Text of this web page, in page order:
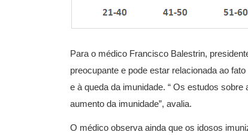
Para o médico Francisco Balestrin,
preocupante e pode estar relacionada ao
e à queda da imunidade. “ Os estudos
aumento da imunidade”, avalia.
O médico observa ainda que os idosos